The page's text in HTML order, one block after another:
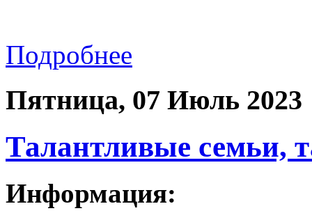
Подробнее
Пятница, 07 Июль 2023
Талантливые семьи,
Информация: